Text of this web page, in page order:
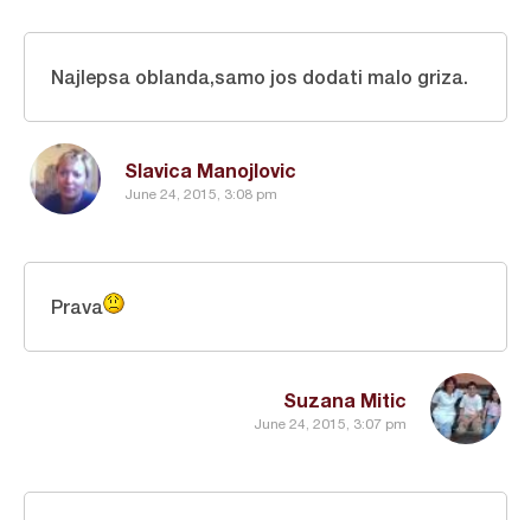
Slavica Manojlovic
June 24, 2015, 3:08 pm
Najlepsa oblanda,samo jos dodati malo griza.
Suzana Mitic
June 24, 2015, 3:07 pm
Prava